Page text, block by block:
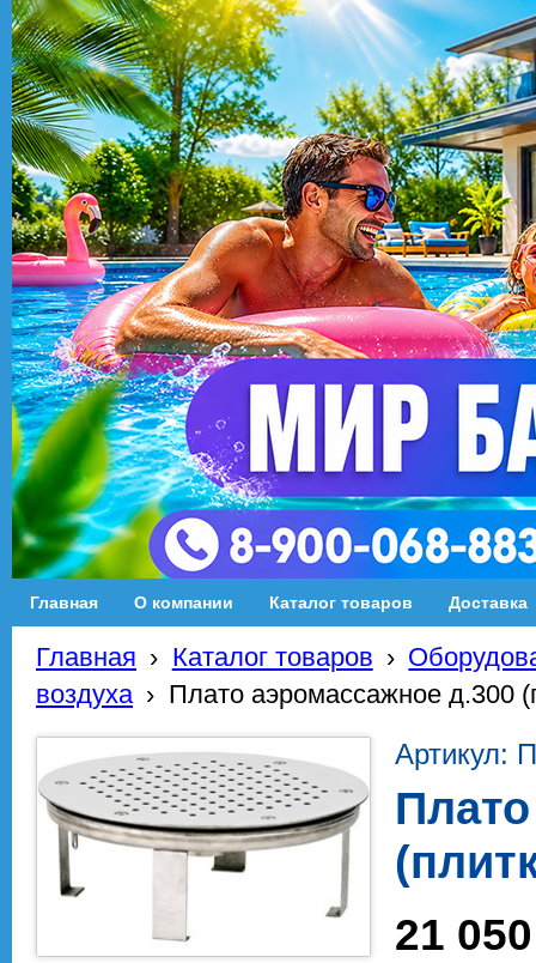
Главная О компании Каталог товаров Доставка
Главная › Каталог товаров ›
воздуха › Плато аэромассажное д.300
Артикул:
21 050